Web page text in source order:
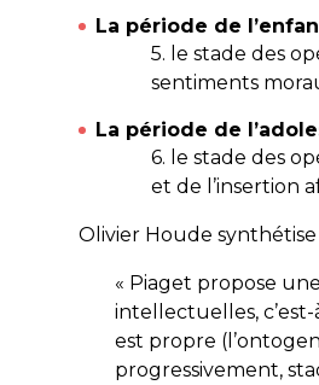
La période de
5. le stade des
sentiments
La période de
6. le stade des
et de l’insertion
Olivier Houde
« Piaget propose
intellectuelles,
est propre
progressivement,